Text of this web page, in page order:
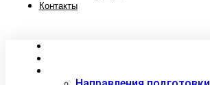
Контакты